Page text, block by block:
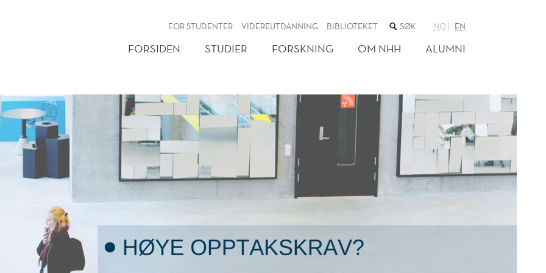
FOR STUDENTER VIDEREUTDANNING BIBLIOTEKET SØK
NETTSTEDET
NO EN
FORSIDEN STUDIER FORSKNING OM NHH ALUMNI